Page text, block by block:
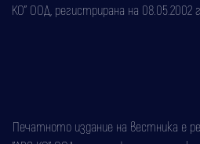
КО" ООД, регистрирана на 08.05.2002
Печатното издание на вестника е